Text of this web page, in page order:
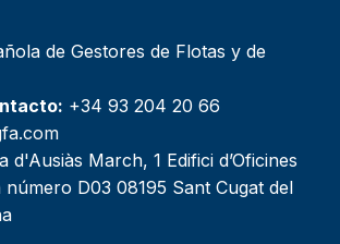
de Gestores de Flotas y de
+34 93 204 20 66
d'Ausiàs March, 1 Edifici d’Oficines
número D03 08195 Sant Cugat del